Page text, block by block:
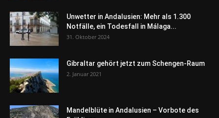
Unwetter in Andalusien: Mehr als 1.300
Notfälle, ein Todesfall in Málaga...
31. Oktober 2024
Gibraltar gehört jetzt zum Schengen-Raum
2. Januar 2021
Mandelblüte in Andalusien – Vorbote des